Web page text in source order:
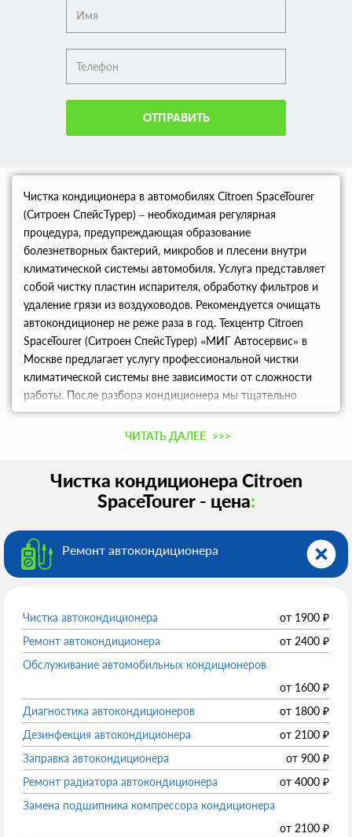
ОТПРАВИТЬ
Чистка кондиционера в автомобилях Citroen SpaceTourer
(Ситроен СпейсТурер) – необходимая регулярная
процедура, предупреждающая образование
болезнетворных бактерий, микробов и плесени внутри
климатической системы автомобиля. Услуга представляет
собой чистку пластин испарителя, обработку фильтров и
удаление грязи из воздуховодов. Рекомендуется очищать
автокондиционер не реже раза в год. Техцентр Citroen
SpaceTourer (Ситроен СпейсТурер) «МИГ Автосервис» в
Москве предлагает услугу профессиональной чистки
климатической системы вне зависимости от сложности
работы. После разбора кондиционера мы тщательно
обработаем каждую деталь с использованием
специальных средств и аккуратно соберём систему
ЧИТАТЬ ДАЛЕЕ >>>
Чистка кондиционера Citroen
SpaceTourer - цена:
Ремонт автокондиционера
Чистка автокондиционера от 1900 ₽
Ремонт автокондиционера
от 2400 ₽
Обслуживание автомобильных кондиционеров
от 1600 ₽
Диагностика автокондиционеров
от 1800 ₽
Дезинфекция автокондиционера
от 2100 ₽
Заправка автокондиционера
от 900 ₽
Ремонт радиатора автокондиционера
от 4000 ₽
Замена подшипника компрессора кондиционера
от 2100 ₽